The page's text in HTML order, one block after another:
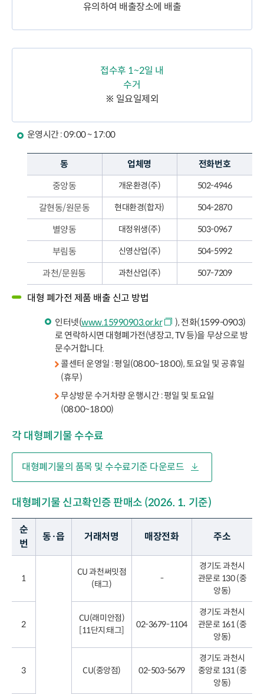
유의하여 배출장소에 배출
접수후 1~2일 내
수거
※ 일요일제외
운영시간 : 09:00 ~ 17:00
동 업체명
전화번호
중앙동
개운환경(주) 502-4946
갈현동/원문동 현대환경(합자) 504-2870
별양동 대정위생(주) 503-0967
부림동 신영산업(주) 504-5992
과천/문원동 과천산업(주) 507-7209
대형 폐가전 제품 배출 신고 방법
인터넷(www.15990903.or.kr
), 전화(1599-0903)
로 연락하시면 대형폐가전(냉장고, TV 등)을 무상으로 방
문수거합니다.
콜센터 운영일 : 평일(08:00~18:00), 토요일 및 공휴일
(휴무)
무상방문 수거차량 운행시간 : 평일 및 토요일
(08:00~18:00)
각 대형폐기물 수수료
대형폐기물의 품목 및 수수료기준 다운로드
대형폐기물 신고확인증 판매소 (2026. 1. 기준)
순
번
동·읍 거래처명 매장전화 주소
1
CU 과천써밋점
(태그)
-
경기도 과천시
관문로 130 (중
앙동)
2
CU(래미안점)
[11단지:태그]
02-3679-1104
경기도 과천시
관문로 161 (중
앙동)
3 CU(중앙점) 02-503-5679
경기도 과천시
중앙로 131 (중
앙동)